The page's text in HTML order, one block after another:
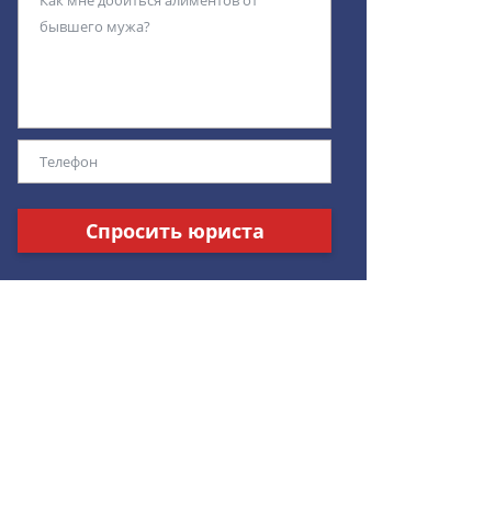
Спросить юриста